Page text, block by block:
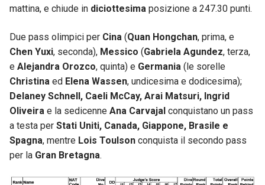
mattina, e chiude in diciottesima posizione a 247.30 punti.
Due pass olimpici per Cina (Quan Hongchan, prima, e
Chen Yuxi, seconda), Messico (Gabriela Agundez, terza,
e Alejandra Orozco, quinta) e Germania (le sorelle
Christina ed Elena Wassen, undicesima e dodicesima);
Delaney Schnell, Caeli McCay, Arai Matsuri, Ingrid
Oliveira e la sedicenne Ana Carvajal conquistano un pass
a testa per Stati Uniti, Canada, Giappone, Brasile e
Spagna, mentre Lois Toulson conquista il secondo pass
per la Gran Bretagna.